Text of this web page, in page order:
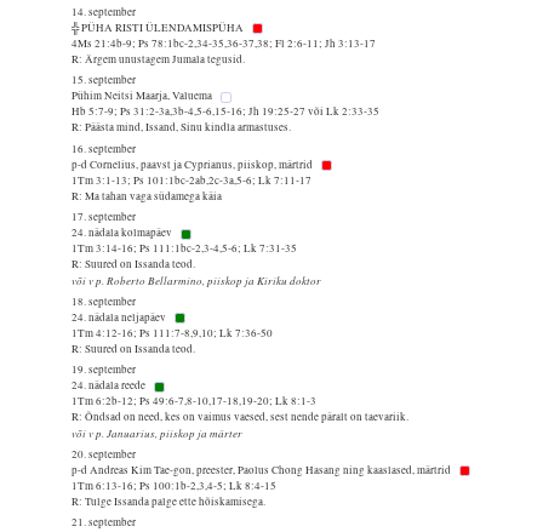
14. september
╬ PÜHA RISTI ÜLENDAMISPÜHA
4Ms 21:4b-9; Ps 78:1bc-2,34-35,36-37,38; Fl 2:6-11; Jh 3:13-17
R: Ärgem unustagem Jumala tegusid.
15. september
Pühim Neitsi Maarja, Valuema
Hb 5:7-9; Ps 31:2-3a,3b-4,5-6,15-16; Jh 19:25-27 või Lk 2:33-35
R: Päästa mind, Issand, Sinu kindla armastuses.
16. september
p-d Cornelius, paavst ja Cyprianus, piiskop, märtrid
1Tm 3:1-13; Ps 101:1bc-2ab,2c-3a,5-6; Lk 7:11-17
R: Ma tahan vaga südamega käia
17. september
24. nädala kolmapäev
1Tm 3:14-16; Ps 111:1bc-2,3-4,5-6; Lk 7:31-35
R: Suured on Issanda teod.
või v p. Roberto Bellarmino, piiskop ja Kiriku doktor
18. september
24. nädala neljapäev
1Tm 4:12-16; Ps 111:7-8,9,10; Lk 7:36-50
R: Suured on Issanda teod.
19. september
24. nädala reede
1Tm 6:2b-12; Ps 49:6-7,8-10,17-18,19-20; Lk 8:1-3
R: Õndsad on need, kes on vaimus vaesed, sest nende päralt on taevariik.
või v p. Januarius, piiskop ja märter
20. september
p-d Andreas Kim Tae-gon, preester, Paolus Chong Hasang ning kaaslased, märtrid
1Tm 6:13-16; Ps 100:1b-2,3,4-5; Lk 8:4-15
R: Tulge Issanda palge ette hõiskamisega.
21. september